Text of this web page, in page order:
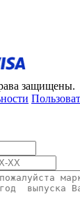
защищены.